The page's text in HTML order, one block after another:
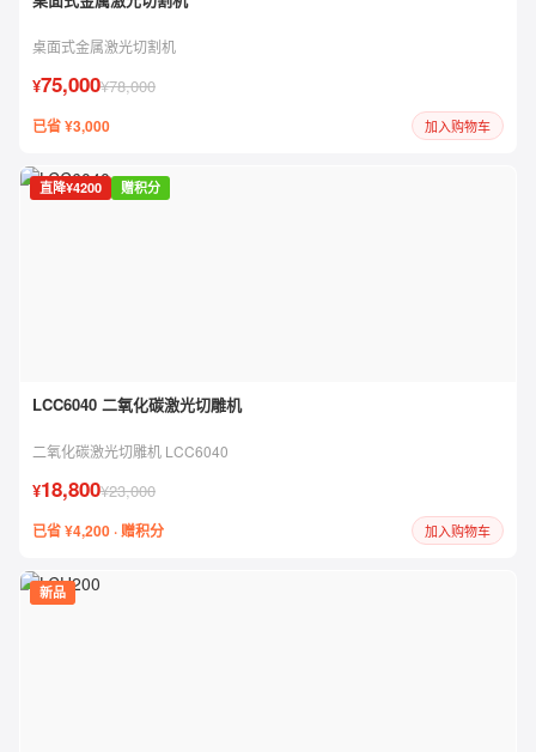
桌面式金属激光切割机
¥75,000¥78,000
已省 ¥3,000 加入购物车
直降¥4200 赠积分
LCC6040 二氧化碳激光切雕机
二氧化碳激光切雕机 LCC6040
¥18,800¥23,000
已省 ¥4,200 · 赠积分 加入购物车
新品